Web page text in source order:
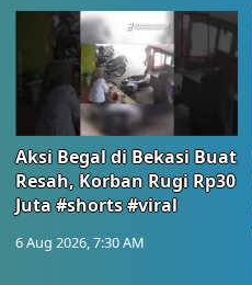
Aksi Begal di Bekasi Buat
Resah, Korban Rugi Rp30
Juta #shorts #viral
6 Aug 2026, 7:30 AM